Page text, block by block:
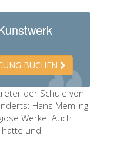
BUCHEN
der Schule von
Hans Memling
Werke. Auch
hatte und